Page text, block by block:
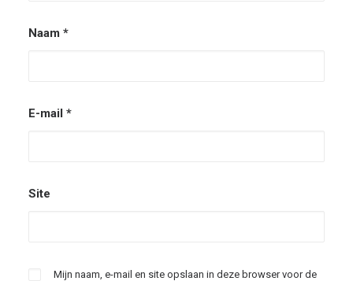
Naam *
E-mail *
Site
Mijn naam, e-mail en site opslaan in deze browser voor de